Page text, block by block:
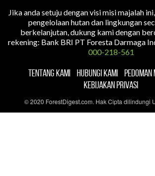
Jika anda setuju dengan visi misi majalah
pengelolaan hutan dan lingkungan
berkelanjutan, dukung kami dengan
rekening: Bank BRI PT Foresta Darmaga
000-218-561
TENTANG KAMI HUBUNGI KAMI
PEDOMAN
KEBIJAKAN PRIVASI
© 2020 ForestDigest.com. Hak Cipta dilindungi